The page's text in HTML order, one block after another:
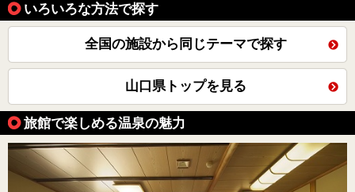
いろいろな方法で探す
全国の施設から同じテーマで探す
山口県トップを見る
旅館で楽しめる温泉の魅力